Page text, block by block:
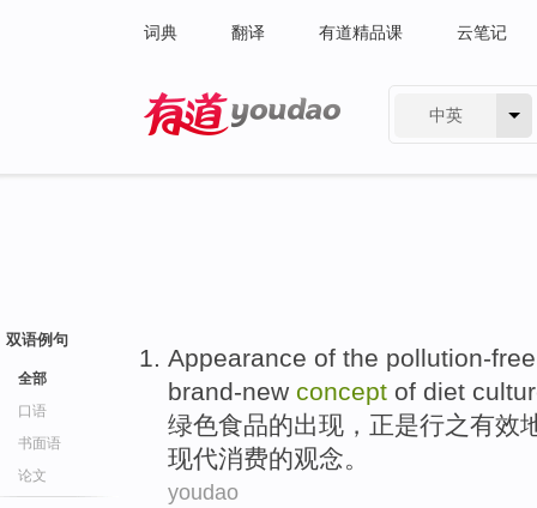
词典 翻译 有道精品课 云笔记
中英
双语例句
全部
口语
书面语
论文
Appearance of the pollution-free
brand-new concept of diet
绿色食品的出现 ， 正是行之有效
现代消费的观念。
youdao